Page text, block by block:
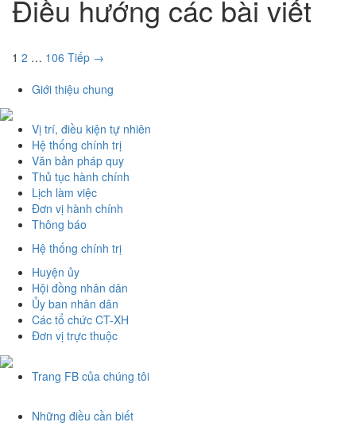
Điều hướng các bài viết
1 2 … 106 Tiếp →
Giới thiệu chung
Vị trí, điều kiện tự nhiên
Hệ thống chính trị
Văn bản pháp quy
Thủ tục hành chính
Lịch làm việc
Đơn vị hành chính
Thông báo
Hệ thống chính trị
Huyện ủy
Hội đồng nhân dân
Ủy ban nhân dân
Các tổ chức CT-XH
Đơn vị trực thuộc
Trang FB của chúng tôi
Những điều cần biết